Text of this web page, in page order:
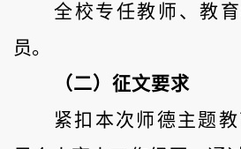
全校专任教师、教
员。
（二）征文要求
紧扣本次师德主题